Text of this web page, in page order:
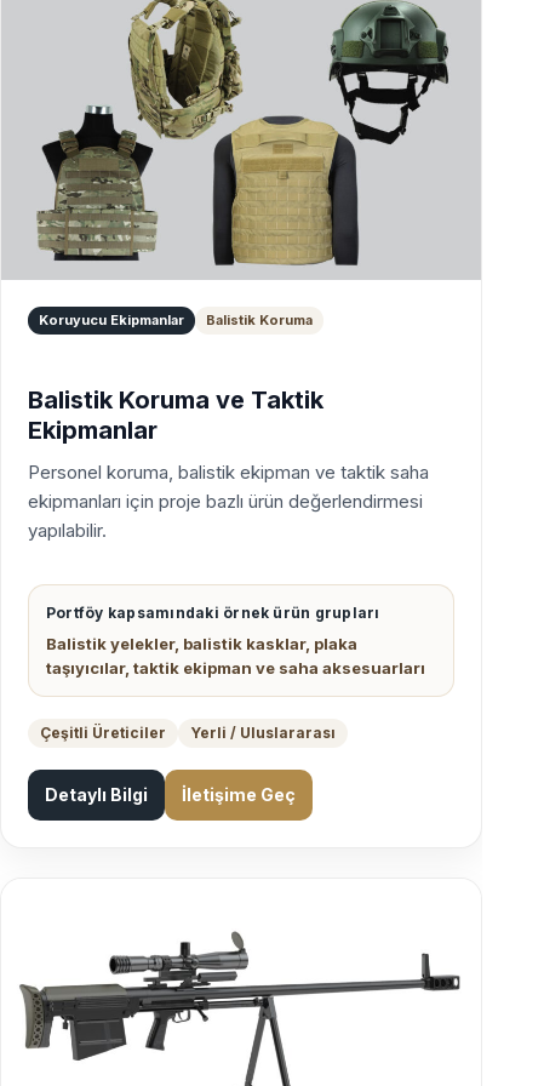
Koruyucu Ekipmanlar Balistik Koruma
Balistik Koruma ve Taktik
Ekipmanlar
Personel koruma, balistik ekipman ve taktik saha
ekipmanları için proje bazlı ürün değerlendirmesi
yapılabilir.
Portföy kapsamındaki örnek ürün grupları
Balistik yelekler, balistik kasklar, plaka
taşıyıcılar, taktik ekipman ve saha aksesuarları
Çeşitli Üreticiler Yerli / Uluslararası
Detaylı Bilgi İletişime Geç